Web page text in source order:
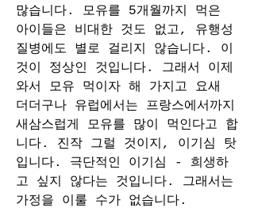
많습니다. 모유를 5개월까지 먹은
아이들은 비대한 것도 없고, 유행성
질병에도 별로 걸리지 않습니다. 이
것이 정상인 것입니다. 그래서 이제
와서 모유 먹이자 해 가지고 요새
더더구나 유럽에서는 프랑스에서까지
새삼스럽게 모유를 많이 먹인다고 합
니다. 진작 그럴 것이지, 이기심 탓
입니다. 극단적인 이기심 - 희생하
고 싶지 않다는 것입니다. 그래서는
가정을 이룰 수가 없습니다.